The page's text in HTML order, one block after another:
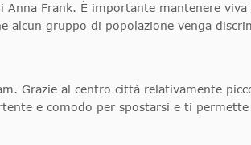
Frank. È importante mantenere
alcun gruppo di popolazione venga
Grazie al centro città relativamente
e comodo per spostarsi e ti